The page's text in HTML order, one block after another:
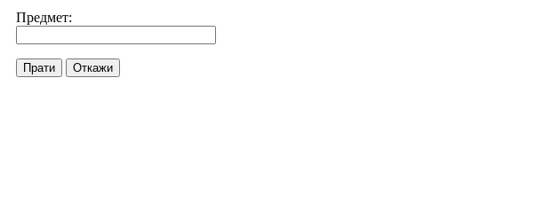
Предмет:
Прати Откажи